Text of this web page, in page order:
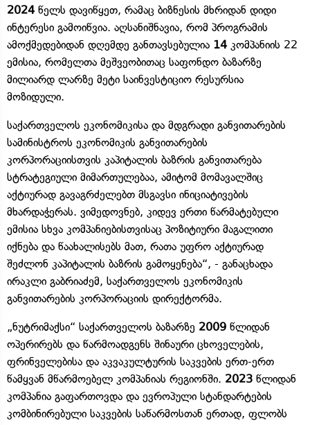
2024 წელს დავიწყეთ, რამაც ბიზნესის მხრიდან დიდი
ინტერესი გამოიწვია. აღსანიშნავია, რომ პროგრამის
ამოქმედებიდან დღემდე განთავსებულია 14 კომპანიის 22
ემისია, რომელთა მეშვეობითაც საფონდო ბაზარზე
მილიარდ ლარზე მეტი საინვესტიციო რესურსია
მოზიდული.
საქართველოს ეკონომიკისა და მდგრადი განვითარების
სამინისტროს ეკონომიკის განვითარების
კორპორაციისთვის კაპიტალის ბაზრის განვითარება
სტრატეგიული მიმართულებაა, ამიტომ მომავალშიც
აქტიურად გავაგრძელებთ მსგავსი ინიციატივების
მხარდაჭერას. ვიმედოვნებ, კიდევ ერთი წარმატებული
ემისია სხვა კომპანიებისთვისაც პოზიტიური მაგალითი
იქნება და წაახალისებს მათ, რათა უფრო აქტიურად
შეძლონ კაპიტალის ბაზრის გამოყენება“, - განაცხადა
ირაკლი გაბრიაძემ, საქართველოს ეკონომიკის
განვითარების კორპორაციის დირექტორმა.
„ნუტრიმაქსი“ საქართველოს ბაზარზე 2009 წლიდან
ოპერირებს და წარმოადგენს შინაური ცხოველების,
ფრინველებისა და აკვაკულტურის საკვების ერთ-ერთ
წამყვან მწარმოებელ კომპანიას რეგიონში. 2023 წლიდან
კომპანია გაფართოვდა და ევროპული სტანდარტების
კომბინირებული საკვების საწარმოსთან ერთად, ფლობს